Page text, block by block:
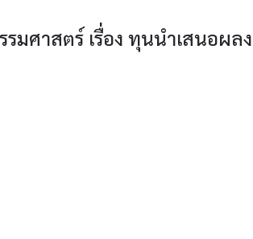
มศาสตร์ เรื่อง ทุนนำเสนอผล